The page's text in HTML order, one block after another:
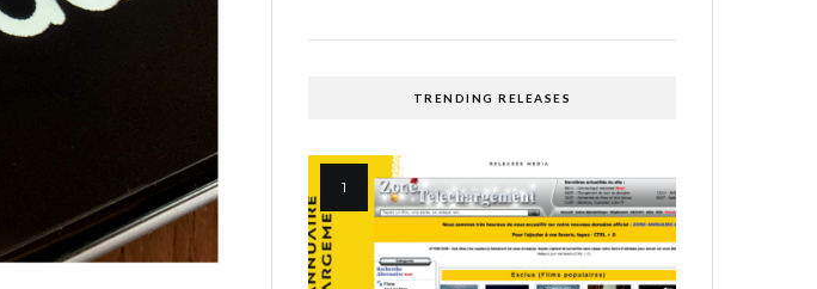
TRENDING RELEASES